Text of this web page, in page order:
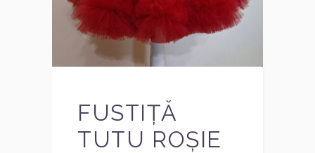
FUSTIȚĂ
TUTU ROȘIE